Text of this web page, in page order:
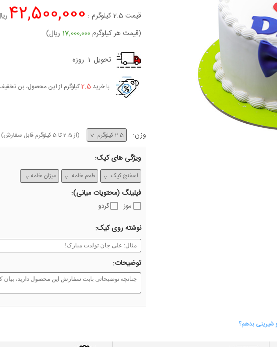
قیمت 2.5کیلوگرم : 42,500,000
(قیمت هر کیلوگرم17,000,000 ریال)
تحویل 1 روزه
با خرید 2.5کیلوگرم از این محصول، بن
وزن: (از2.5تا5 کیلوگرم قابل سفارش)
ویژگی های کیک:
فیلینگ (محتویات میانی):
موز گردو
نوشته روی کیک:
توضیحات:
شیرینی بدهم؟